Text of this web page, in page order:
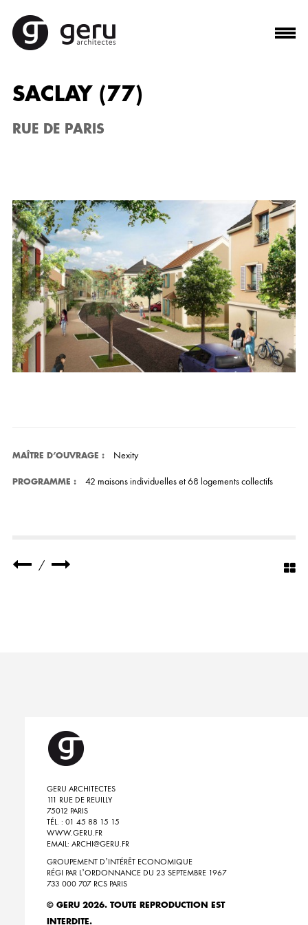
SACLAY (77)
RUE DE PARIS
MAÎTRE D’OUVRAGE : Nexity
PROGRAMME : 42 maisons individuelles et 68 logements collectifs
/
GERU ARCHITECTES
111 RUE DE REUILLY
75012 PARIS
TÉL. : 01 45 88 15 15
WWW.GERU.FR
EMAIL: ARCHI@GERU.FR
GROUPEMENT D’INTÉRÊT ECONOMIQUE
RÉGI PAR L’ORDONNANCE DU 23 SEPTEMBRE 1967
733 000 707 RCS PARIS
© GERU 2026. TOUTE REPRODUCTION EST
INTERDITE.